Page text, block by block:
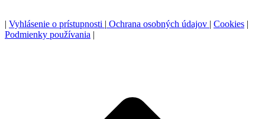
| Vyhlásenie o prístupnosti | Ochrana osobných údajov | Cookies |
Podmienky používania |